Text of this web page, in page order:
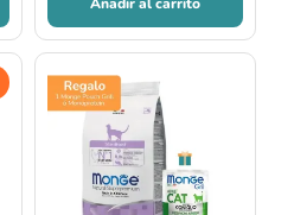
Añadir al carrito
desde
S/20.00
hasta